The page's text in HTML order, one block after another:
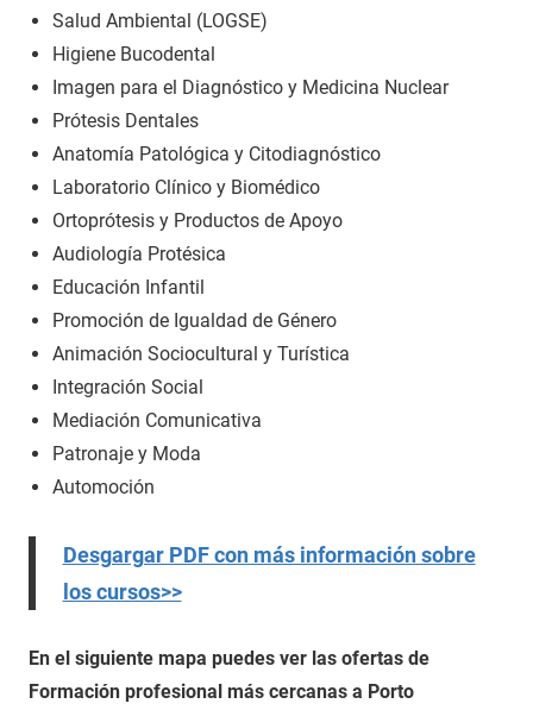
Salud Ambiental (LOGSE)
Higiene Bucodental
Imagen para el Diagnóstico y Medicina Nuclear
Prótesis Dentales
Anatomía Patológica y Citodiagnóstico
Laboratorio Clínico y Biomédico
Ortoprótesis y Productos de Apoyo
Audiología Protésica
Educación Infantil
Promoción de Igualdad de Género
Animación Sociocultural y Turística
Integración Social
Mediación Comunicativa
Patronaje y Moda
Automoción
Desgargar PDF con más información sobre
los cursos>>
En el siguiente mapa puedes ver las ofertas de
Formación profesional más cercanas a Porto